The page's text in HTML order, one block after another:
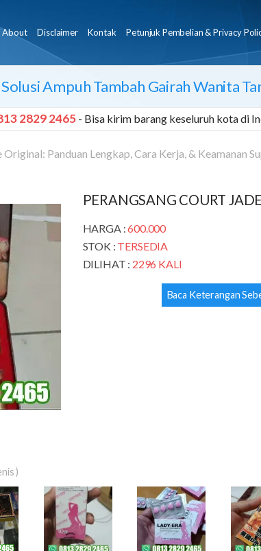
About Disclaimer Kontak Petunjuk Pembelian & Privacy
Ampuh Tambah Gairah Wanita
2829 2465 - Bisa kirim barang keseluruh kota di
Panduan Lengkap, Cara Kerja, & Keamanan
PERANGSANG COURT
HARGA :600.000
STOK : TERSEDIA
DILIHAT : 2296 KALI
Baca Keterangan
)